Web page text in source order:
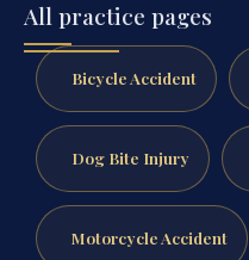
All practice pages
Bicycle Accident
Dog Bite Injury
Motorcycle Accident